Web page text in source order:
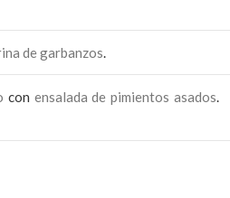
de garbanzos.
con ensalada de pimientos asados.